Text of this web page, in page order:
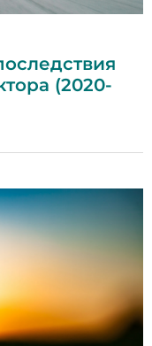
(2020-